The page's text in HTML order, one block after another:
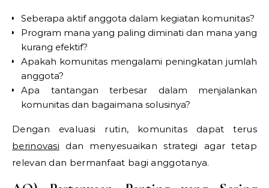
Seberapa aktif anggota dalam kegiatan komunitas?
Program mana yang paling diminati dan mana yang
kurang efektif?
Apakah komunitas mengalami peningkatan jumlah
anggota?
Apa tantangan terbesar dalam menjalankan
komunitas dan bagaimana solusinya?
Dengan evaluasi rutin, komunitas dapat terus
berinovasi dan menyesuaikan strategi agar tetap
relevan dan bermanfaat bagi anggotanya.